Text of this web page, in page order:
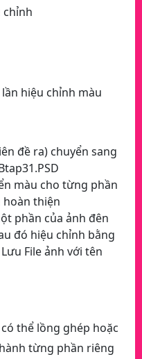
chỉnh
hiệu chỉnh màu
đề ra) chuyển sang
màu cho từng phần
hoàn thiện
phần của ảnh đên
đó hiệu chỉnh bằng
File ảnh với tên
thể lồng ghép hoặc
từng phần riêng